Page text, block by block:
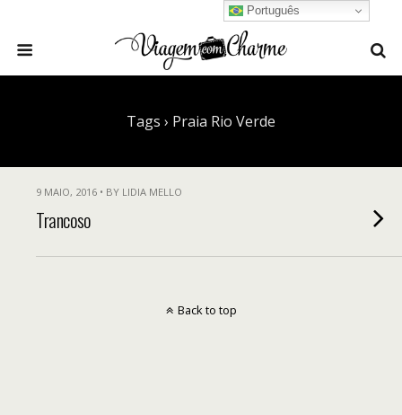
Tags › Praia Rio Verde
9 MAIO, 2016 • BY LIDIA MELLO
Trancoso
Português
Back to top